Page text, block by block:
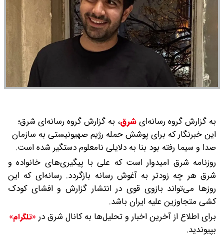
به گزارش گروه رسانه‌ایشرق، به گزارش گروه رسانه‌ای شرق؛
این خبرنگار که برای پوشش حمله رژیم صهیونیستی به سازمان
صدا و سیما رفته بود بنا به دلایلی نامعلوم دستگیر شده است.
روزنامه شرق امیدوار است که علی با پیگیری‌های خانواده و
شرق هر چه زودتر به آغوش رسانه بازگردد. رسانه‌ای که این
روزها می‌تواند بازوی قوی در انتشار گزارش و افشای کودک
کشی متجاوزین علیه ایران باشد.
برای اطلاع از آخرین اخبار و تحلیل‌ها به کانال شرق در «تلگرام»
بپیوندید.